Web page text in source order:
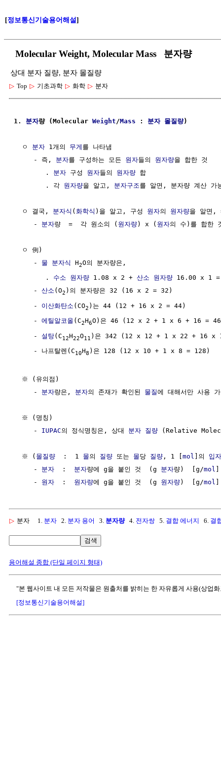
[정보통신기술용어해설]
Molecular Weight, Molecular Mass 분자량
상대 분자 질량, 분자 몰질량
▷ Top ▷ 기초과학 ▷ 화학 ▷ 분자
1. 분자량 (Molecular Weight /Mass : 분자 몰질량)
  ㅇ
분자 1개의 무게 를 나타냄
     - 즉,
분자를 구성하는 모든 원자들의 원자량을 합한 것
        .
분자 구성 원자들의 원자량 합
        . 각
원자량을 알고, 분자구조를 알면, 분자량 계산 가
  ㅇ 결국,
분자식 ( 화학식 )을 알고, 구성 원자의 원자량을 알면,
     -
분자량  =  각 원소의 ( 원자량) x ( 원자의 수)를 합한
  ㅇ 例)
     -
물 분자식 H2O의 분자량은,
        .
수소 원자량 1.08 x 2 + 산소 원자량 16.00 x 1 =
     -
산소 (O2 )의 분자량은 32 (16 x 2 = 32)
     -
이산화탄소 (CO2 )는 44 (12 + 16 x 2 = 44)
     -
에틸알코올 (C2H6O)은 46 (12 x 2 + 1 x 6 + 16 =
     -
설탕(C12H22O11 )은 342 (12 x 12 + 1 x 22 + 16 x
     - 나프탈렌(C
10H8 )은 128 (12 x 10 + 1 x 8 = 128)
  ※ (유의점)
     -
분자량은, 분자의 존재가 확인된 물질에 대해서만 사용
  ※ (명칭)
     -
IUPAC의 정식명칭은, 상대 분자 질량 (Relative
  ※ (
몰질량
  :  1
몰의 질량 또는 몰당 질량 , 1 [ mol ]의 입자
     -
분자
  :
분자량에 g을 붙인 것  (g 분자량)  [g/mol
     -
원자
  :
원자량에 g을 붙인 것  (g 원자량)  [g/mol
▷ 분자 1. 분자 2. 분자 용어 3. 분자량4. 전자쌍 5. 결합 에너지 6. 결
검색
용어해설 종합 (단일 페이지 형태)
"본 웹사이트 내 모든 저작물은 원출처를 밝히는 한 자유롭게 사용(상업
[정보통신기술용어해설]